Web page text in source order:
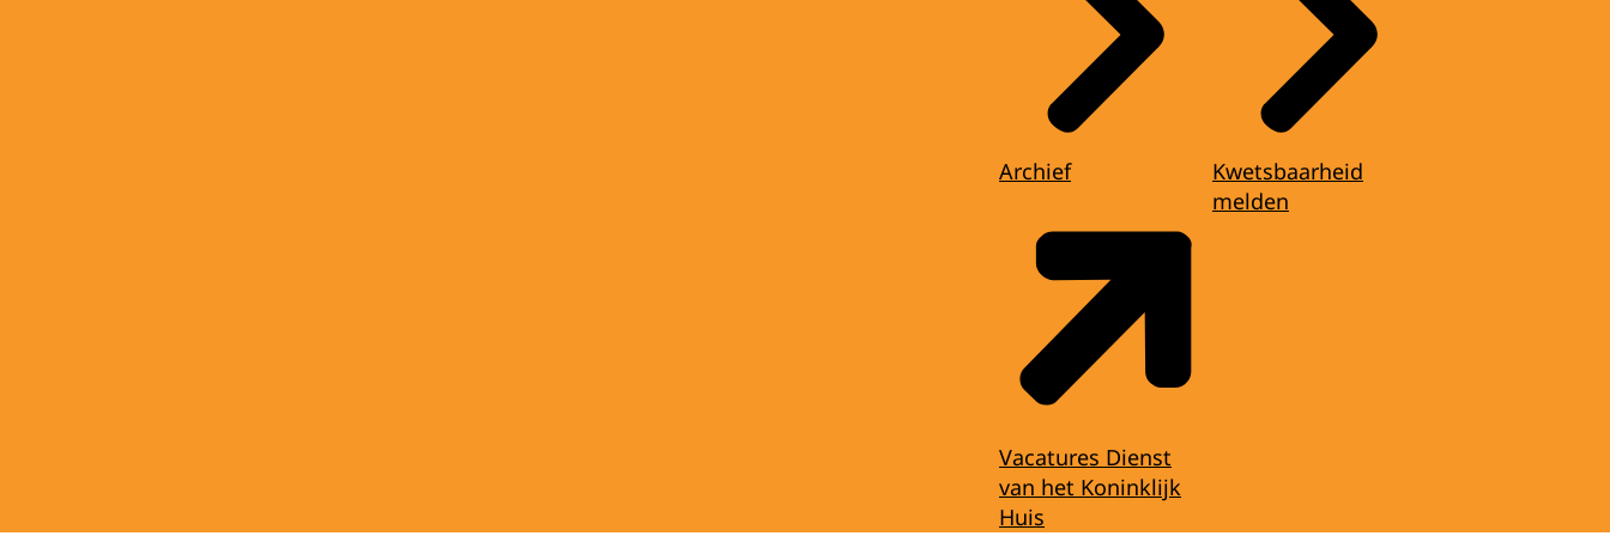
Archief
Vacatures Dienst
van het Koninklijk
Huis
Kwetsbaarheid
melden